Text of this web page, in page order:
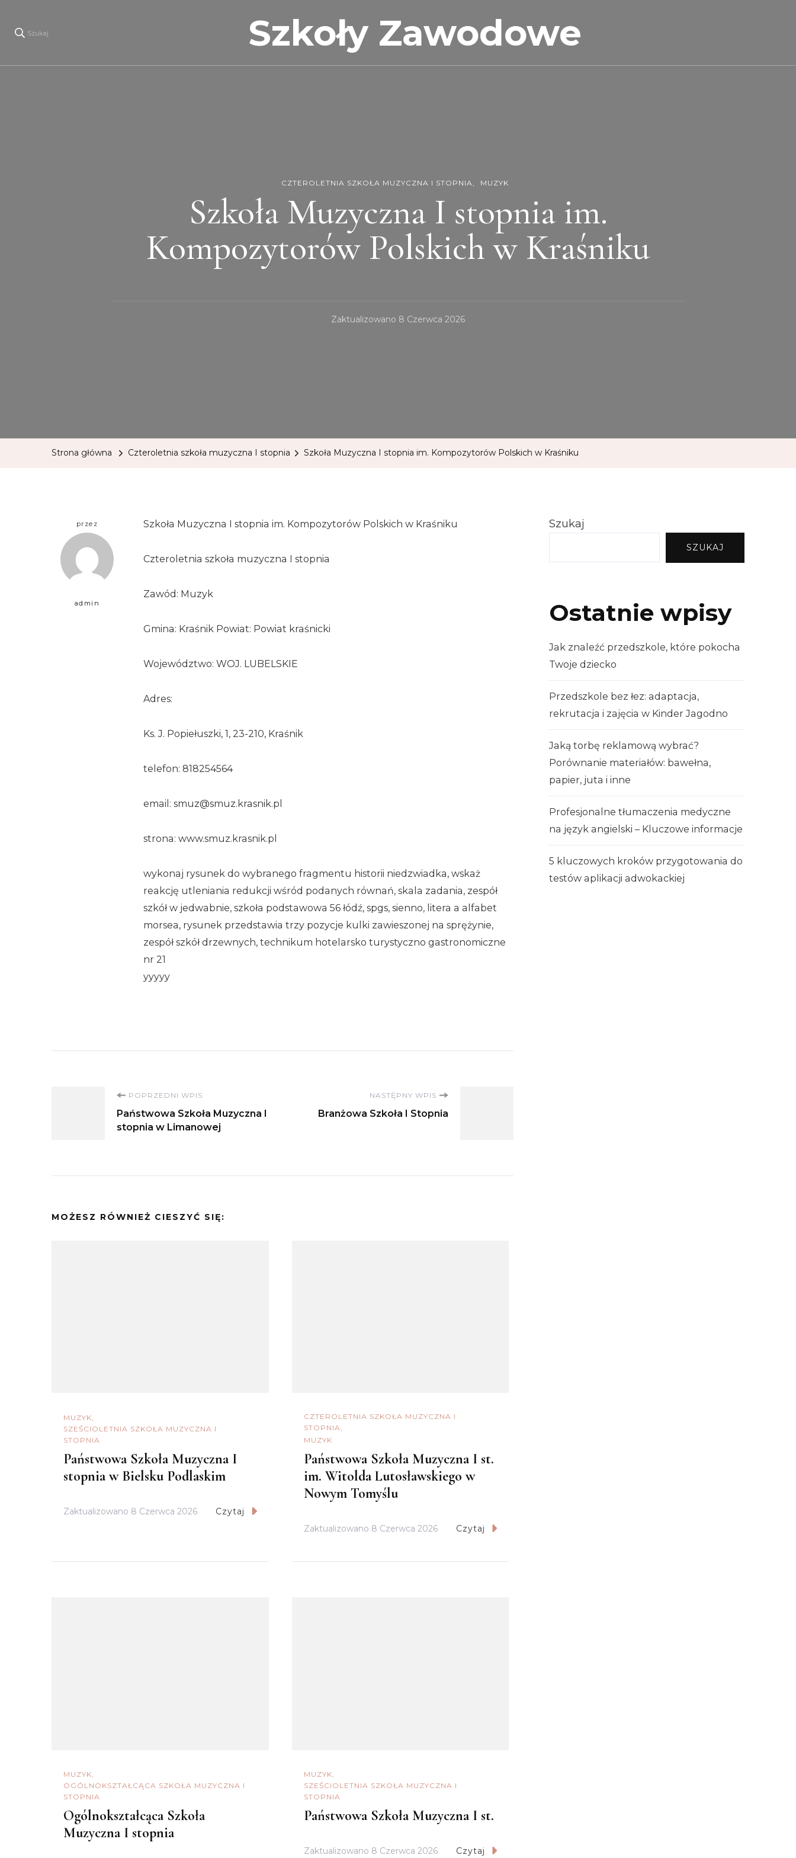
Szukaj Szkoły Zawodowe
CZTEROLETNIA SZKOŁA MUZYCZNA I STOPNIA MUZYK
Szkoła Muzyczna I stopnia im.
Kompozytorów Polskich w Kraśniku
Zaktualizowano 8 Czerwca 2026
Strona główna Czteroletnia szkoła muzyczna I stopnia Szkoła Muzyczna I stopnia im. Kompozytorów Polskich w Kraśniku
przez
admin
Szkoła Muzyczna I stopnia im. Kompozytorów Polskich w Kraśniku
Czteroletnia szkoła muzyczna I stopnia
Zawód: Muzyk
Gmina: Kraśnik Powiat: Powiat kraśnicki
Województwo: WOJ. LUBELSKIE
Adres:
Ks. J. Popiełuszki, 1, 23-210, Kraśnik
telefon: 818254564
email: smuz@smuz.krasnik.pl
strona: www.smuz.krasnik.pl
wykonaj rysunek do wybranego fragmentu historii niedzwiadka, wskaż
reakcję utleniania redukcji wśród podanych równań, skala zadania, zespół
szkół w jedwabnie, szkoła podstawowa 56 łódź, spgs, sienno, litera a alfabet
morsea, rysunek przedstawia trzy pozycje kulki zawieszonej na sprężynie,
zespół szkół drzewnych, technikum hotelarsko turystyczno gastronomiczne
nr 21
yyyyy
Nawigacja
wpisu
POPRZEDNI WPIS
Państwowa Szkoła Muzyczna I
stopnia w Limanowej
NASTĘPNY WPIS
Branżowa Szkoła I Stopnia
MOŻESZ RÓWNIEŻ CIESZYĆ SIĘ:
MUZYK
SZEŚCIOLETNIA SZKOŁA MUZYCZNA I
STOPNIA
Państwowa Szkoła Muzyczna I
stopnia w Bielsku Podlaskim
Zaktualizowano 8 Czerwca 2026 Czytaj
CZTEROLETNIA SZKOŁA MUZYCZNA I
STOPNIA
MUZYK
Państwowa Szkoła Muzyczna I st.
im. Witolda Lutosławskiego w
Nowym Tomyślu
Zaktualizowano 8 Czerwca 2026 Czytaj
MUZYK
OGÓLNOKSZTAŁCĄCA SZKOŁA MUZYCZNA I
STOPNIA
Ogólnokształcąca Szkoła
Muzyczna I stopnia
MUZYK
SZEŚCIOLETNIA SZKOŁA MUZYCZNA I
STOPNIA
Państwowa Szkoła Muzyczna I st.
Zaktualizowano 8 Czerwca 2026 Czytaj
Szukaj
SZUKAJ
Ostatnie wpisy
Jak znaleźć przedszkole, które pokocha
Twoje dziecko
Przedszkole bez łez: adaptacja,
rekrutacja i zajęcia w Kinder Jagodno
Jaką torbę reklamową wybrać?
Porównanie materiałów: bawełna,
papier, juta i inne
Profesjonalne tłumaczenia medyczne
na język angielski – Kluczowe informacje
5 kluczowych kroków przygotowania do
testów aplikacji adwokackiej